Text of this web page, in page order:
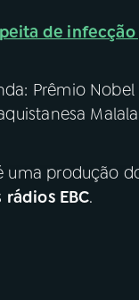
de
Prêmio
uma produção
rádios EBC.